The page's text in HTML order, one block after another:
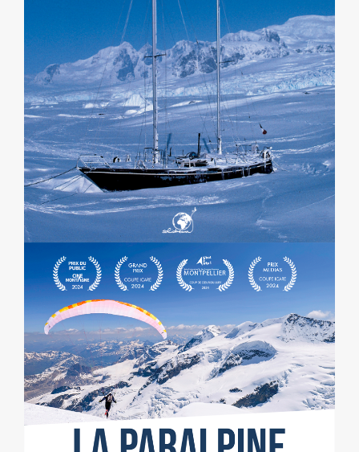
KIM EN ANTARCTIQUE